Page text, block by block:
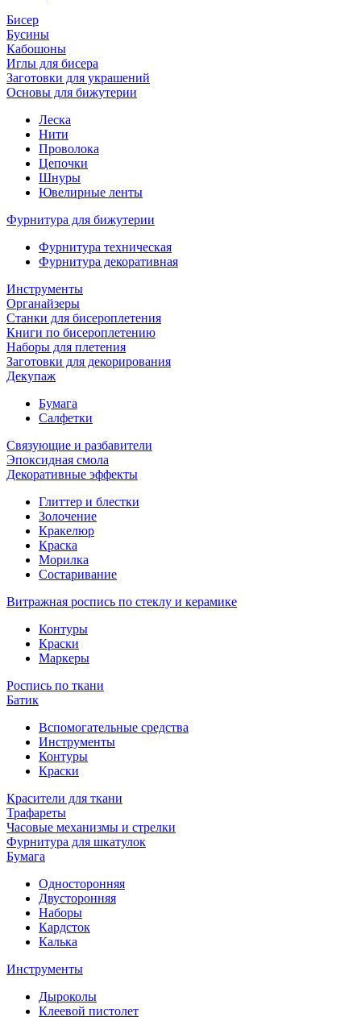
Бисер
Бусины
Кабошоны
Иглы для бисера
Заготовки для украшений
Основы для бижутерии
Леска
Нити
Проволока
Цепочки
Шнуры
Ювелирные ленты
Фурнитура для бижутерии
Фурнитура техническая
Фурнитура декоративная
Инструменты
Органайзеры
Станки для бисероплетения
Книги по бисероплетению
Наборы для плетения
Заготовки для декорирования
Декупаж
Бумага
Салфетки
Связующие и разбавители
Эпоксидная смола
Декоративные эффекты
Глиттер и блестки
Золочение
Кракелюр
Краска
Морилка
Состаривание
Витражная роспись по стеклу и керамике
Контуры
Краски
Маркеры
Роспись по ткани
Батик
Вспомогательные средства
Инструменты
Контуры
Краски
Красители для ткани
Трафареты
Часовые механизмы и стрелки
Фурнитура для шкатулок
Бумага
Односторонняя
Двусторонняя
Наборы
Кардсток
Калька
Инструменты
Дыроколы
Клеевой пистолет